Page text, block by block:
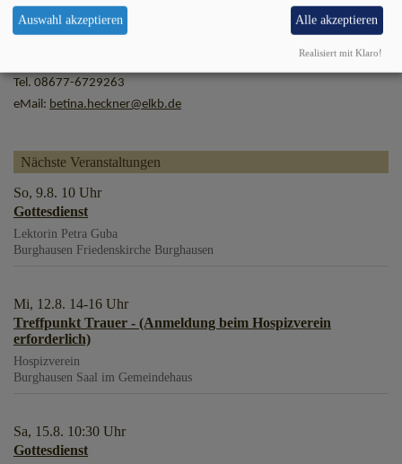
Tel. 08677-4565
diethard.buchstaedt@elkb.de
Tel. 08677-6729263
eMail: betina.heckner@elkb.de
Nächste Veranstaltungen
So, 9.8. 10 Uhr
Gottesdienst
Lektorin Petra Guba
Burghausen Friedenskirche Burghausen
Mi, 12.8. 14-16 Uhr
Treffpunkt Trauer - (Anmeldung beim Hospizverein
erforderlich)
Hospizverein
Burghausen Saal im Gemeindehaus
Sa, 15.8. 10:30 Uhr
Gottesdienst
Auswahl akzeptieren Alle akzeptieren
Realisiert mit Klaro!